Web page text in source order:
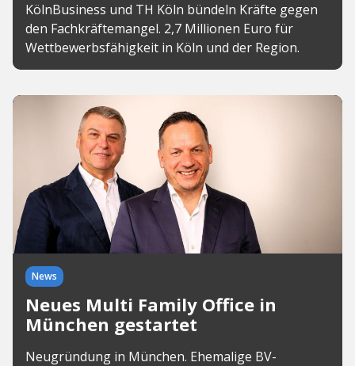
KölnBusiness und TH Köln bündeln Kräfte gegen
den Fachkräftemangel. 2,7 Millionen Euro für
Wettbewerbsfähigkeit in Köln und der Region.
News
Neues Multi Family Office in
München gestartet
Neugründung in München. Ehemalige BV-